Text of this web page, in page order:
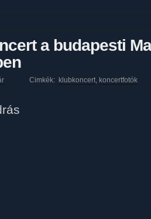
a budapesti
Cimkék: klubkoncert, koncertfotók